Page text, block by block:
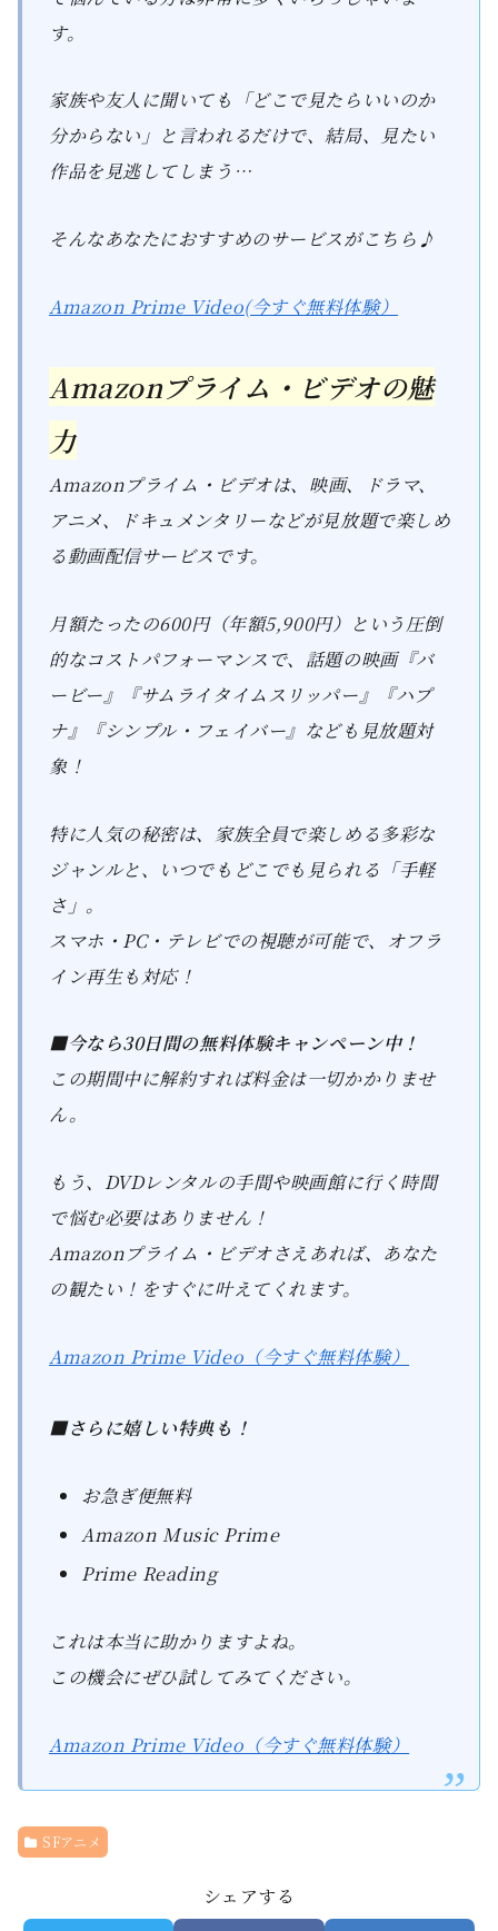
す。
家族や友人に聞いても「どこで見たらいいのか
分からない」と言われるだけで、結局、見たい
作品を見逃してしまう…
そんなあなたにおすすめのサービスがこちら♪
Amazon Prime Video(今すぐ無料体験）
Amazonプライム・ビデオの魅
力
Amazonプライム・ビデオは、映画、ドラマ、
アニメ、ドキュメンタリーなどが見放題で楽しめ
る動画配信サービスです。
月額たったの600円（年額5,900円）という圧倒
的なコストパフォーマンスで、話題の映画『バ
ービー』『サムライタイムスリッパー』『ハプ
ナ』『シンプル・フェイバー』なども見放題対
象！
特に人気の秘密は、家族全員で楽しめる多彩な
ジャンルと、いつでもどこでも見られる「手軽
さ」。
スマホ・PC・テレビでの視聴が可能で、オフラ
イン再生も対応！
■今なら30日間の無料体験キャンペーン中！
この期間中に解約すれば料金は一切かかりませ
ん。
もう、DVDレンタルの手間や映画館に行く時間
で悩む必要はありません！
Amazonプライム・ビデオさえあれば、あなた
の観たい！をすぐに叶えてくれます。
Amazon Prime Video（今すぐ無料体験）
■さらに嬉しい特典も！
お急ぎ便無料
Amazon Music Prime
Prime Reading
これは本当に助かりますよね。
この機会にぜひ試してみてください。
Amazon Prime Video（今すぐ無料体験）
SFアニメ
シェアする